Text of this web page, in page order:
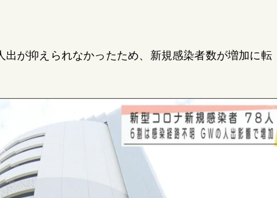
出が抑えられなかったため、新規感染者数が増加に転